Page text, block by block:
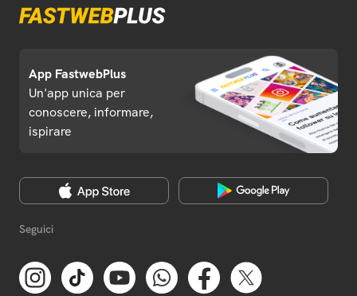
App FastwebPlus
Un'app unica per
conoscere, informare,
ispirare
Seguici